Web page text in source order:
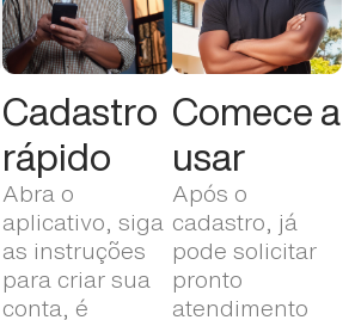
Cadastro
rápido
Abra o
aplicativo, siga
as instruções
para criar sua
conta, é
Comece a
usar
Após o
cadastro, já
pode solicitar
pronto
atendimento